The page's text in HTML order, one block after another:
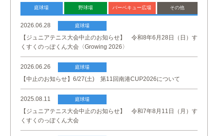
庭球場 野球場 バーベキュー広場 その他
2026.06.28 庭球場
【ジュニアテニス大会中止のお知らせ】 令和8年6月28日（日）す
くすくのっぽくん大会〈Growing 2026〉
2026.06.26 庭球場
【中止のお知らせ】6/27(土) 第11回南港CUP2026について
2025.08.11 庭球場
【ジュニアテニス大会中止のお知らせ】 令和7年8月11日（月）す
くすくのっぽくん大会